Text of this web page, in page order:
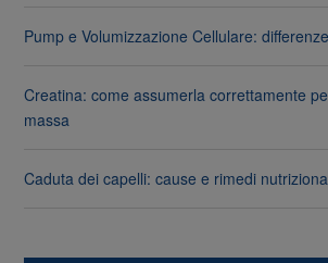
Pump e Volumizzazione Cellulare:
Creatina: come assumerla correttamente
massa
Caduta dei capelli: cause e rimedi